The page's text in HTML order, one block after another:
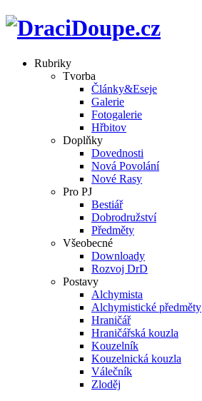
Rubriky
Tvorba
Články&Eseje
Galerie
Fotogalerie
Hřbitov
Doplňky
Dovednosti
Nová Povolání
Nové Rasy
Pro PJ
Bestiář
Dobrodružství
Předměty
Všeobecné
Downloady
Rozvoj DrD
Postavy
Alchymista
Alchymistické předměty
Hraničář
Hraničářská kouzla
Kouzelník
Kouzelnická kouzla
Válečník
Zloděj